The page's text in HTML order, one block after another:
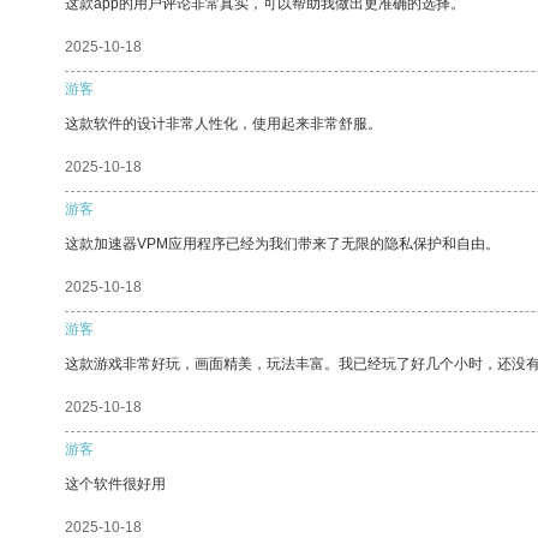
这款app的用户评论非常真实，可以帮助我做出更准确的选择。
2025-10-18
游客
这款软件的设计非常人性化，使用起来非常舒服。
2025-10-18
游客
这款加速器VPM应用程序已经为我们带来了无限的隐私保护和自由。
2025-10-18
游客
这款游戏非常好玩，画面精美，玩法丰富。我已经玩了好几个小时，还没
2025-10-18
游客
这个软件很好用
2025-10-18